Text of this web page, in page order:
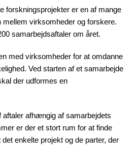
forskningsprojekter er en af mange
mellem virksomheder og forskere.
samarbejdsaftaler om året.
med virksomheder for at omdanne
Ved starten af et samarbejde
der udformes en
aftaler afhængig af samarbejdets
er der et stort rum for at finde
enkelte projekt og de parter, der